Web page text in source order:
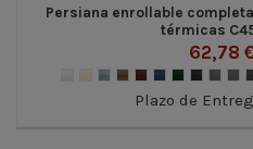
Persiana enrollable
térmicas
62,78
Plazo de